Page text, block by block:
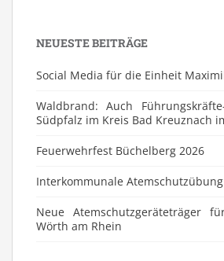
NEUESTE BEITRÄGE
Social Media für die Einheit
Waldbrand: Auch
Südpfalz im Kreis Bad Kreuznach
Feuerwehrfest Büchelberg 2026
⁠Interkommunale Atemschutzübung
Neue Atemschutzgeräteträger
Wörth am Rhein